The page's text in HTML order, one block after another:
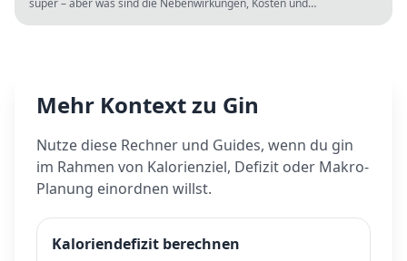
super – aber was sind die Nebenwirkungen, Kosten und
Mehr Kontext zu Gin
Nutze diese Rechner und Guides, wenn du gin
im Rahmen von Kalorienziel, Defizit oder Makro-
Planung einordnen willst.
Kaloriendefizit berechnen